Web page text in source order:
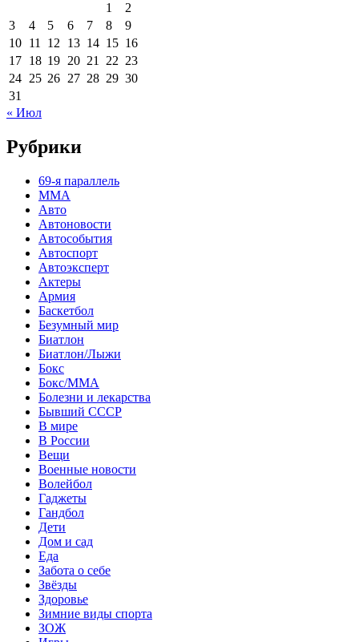
1
2
3
4 5 6 7 8
9
10 11 12 13 14 15 16
17 18 19 20 21 22 23
24 25 26 27 28 29 30
31
« Июл
Рубрики
69-я параллель
MMA
Авто
Автоновости
Автособытия
Автоспорт
Автоэксперт
Актеры
Армия
Баскетбол
Безумный мир
Биатлон
Биатлон/Лыжи
Бокс
Бокс/MMA
Болезни и лекарства
Бывший СССР
В мире
В России
Вещи
Военные новости
Волейбол
Гаджеты
Гандбол
Дети
Дом и сад
Еда
Забота о себе
Звёзды
Здоровье
Зимние виды спорта
ЗОЖ